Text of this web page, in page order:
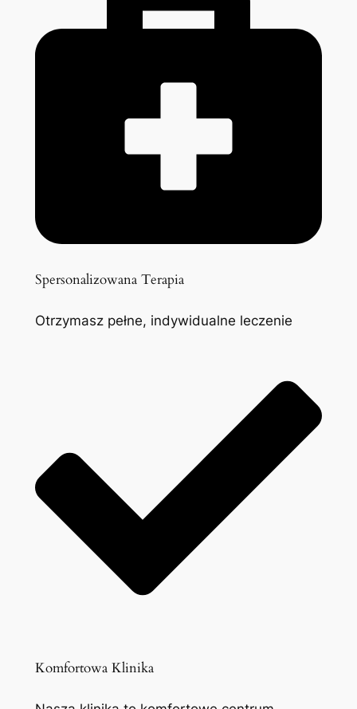
Spersonalizowana Terapia
Otrzymasz pełne, indywidualne leczenie
Komfortowa Klinika